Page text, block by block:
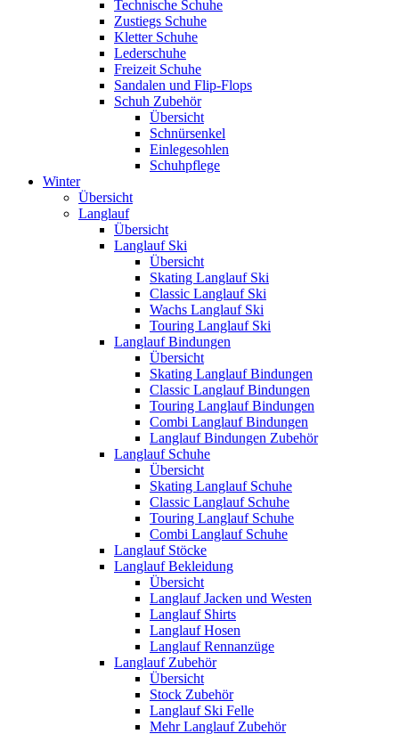
Technische Schuhe
Zustiegs Schuhe
Kletter Schuhe
Lederschuhe
Freizeit Schuhe
Sandalen und Flip-Flops
Schuh Zubehör
Übersicht
Schnürsenkel
Einlegesohlen
Schuhpflege
Winter
Übersicht
Langlauf
Übersicht
Langlauf Ski
Übersicht
Skating Langlauf Ski
Classic Langlauf Ski
Wachs Langlauf Ski
Touring Langlauf Ski
Langlauf Bindungen
Übersicht
Skating Langlauf Bindungen
Classic Langlauf Bindungen
Touring Langlauf Bindungen
Combi Langlauf Bindungen
Langlauf Bindungen Zubehör
Langlauf Schuhe
Übersicht
Skating Langlauf Schuhe
Classic Langlauf Schuhe
Touring Langlauf Schuhe
Combi Langlauf Schuhe
Langlauf Stöcke
Langlauf Bekleidung
Übersicht
Langlauf Jacken und Westen
Langlauf Shirts
Langlauf Hosen
Langlauf Rennanzüge
Langlauf Zubehör
Übersicht
Stock Zubehör
Langlauf Ski Felle
Mehr Langlauf Zubehör